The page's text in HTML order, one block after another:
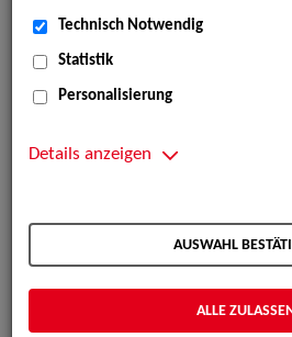
Technisch Notwendig
Statistik
Personalisierung
Details anzeigen
AUSWAHL
ALLE